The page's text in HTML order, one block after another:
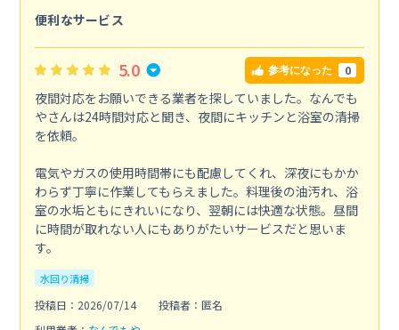
便利なサービス
5.0 参考になった 0
夜間対応をお願いできる業者を探していました。なんでも
やさんは24時間対応と聞き、夜間にキッチンと浴室の清掃
を依頼。
電気やガスの使用時間帯にも配慮してくれ、深夜にもかか
わらず丁寧に作業してもらえました。料理後の油汚れ、浴
室の水垢ともにきれいになり、翌朝には快適な状態。昼間
に時間が取れない人にもありがたいサービスだと思いま
す。
水回り清掃
投稿日：2026/07/14
投稿者：匿名